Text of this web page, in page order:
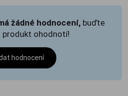
žádné hodnocení, buďte
produkt ohodnotí!
hodnocení